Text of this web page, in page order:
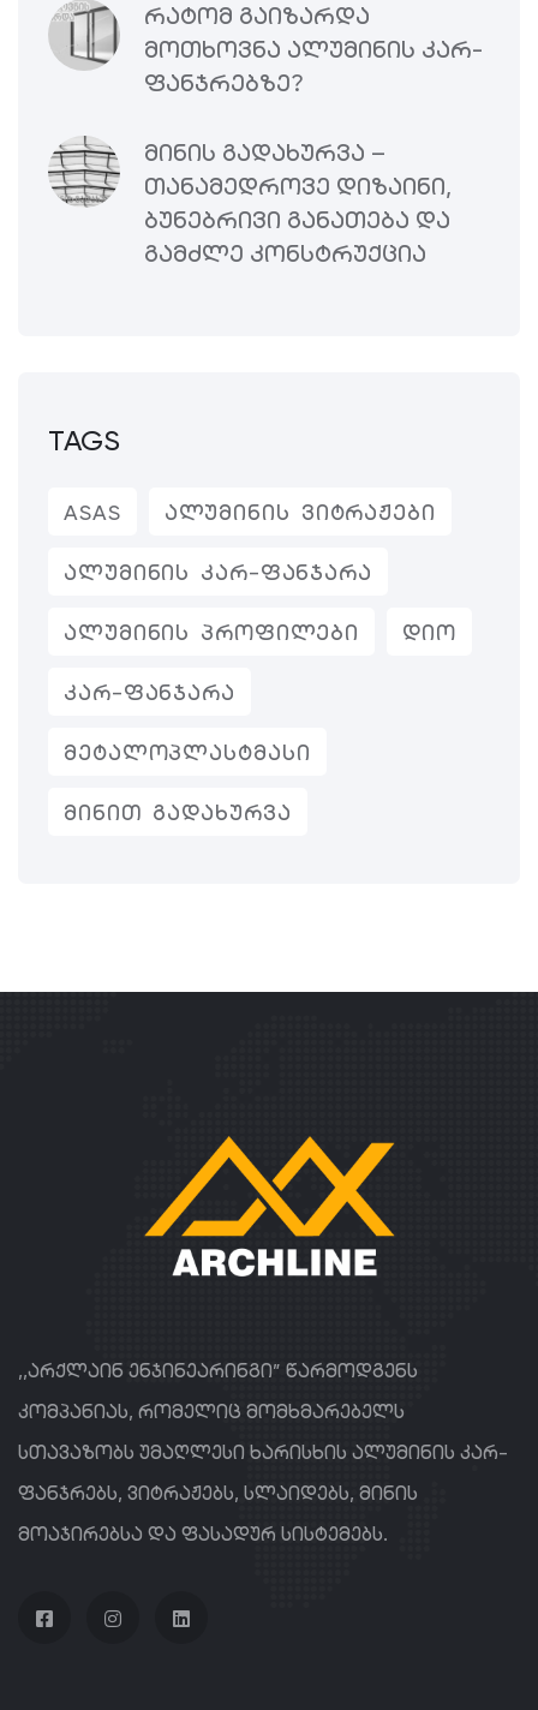
ᲠᲐᲢᲝᲛ ᲒᲐᲘᲖᲐᲠᲓᲐ
ᲛᲝᲗᲮᲝᲕᲜᲐ ᲐᲚᲣᲛᲘᲜᲘᲡ ᲙᲐᲠ-
ᲤᲐᲜᲯᲠᲔᲑᲖᲔ?
ᲛᲘᲜᲘᲡ ᲒᲐᲓᲐᲮᲣᲠᲕᲐ –
ᲗᲐᲜᲐᲛᲔᲓᲠᲝᲕᲔ ᲓᲘᲖᲐᲘᲜᲘ,
ᲑᲣᲜᲔᲑᲠᲘᲕᲘ ᲒᲐᲜᲐᲗᲔᲑᲐ ᲓᲐ
ᲒᲐᲛᲫᲚᲔ ᲙᲝᲜᲡᲢᲠᲣᲥᲪᲘᲐ
TAGS
ASAS ᲐᲚᲣᲛᲘᲜᲘᲡ ᲕᲘᲢᲠᲐᲟᲔᲑᲘ
ᲐᲚᲣᲛᲘᲜᲘᲡ ᲙᲐᲠ-ᲤᲐᲜᲯᲐᲠᲐ
ᲐᲚᲣᲛᲘᲜᲘᲡ ᲞᲠᲝᲤᲘᲚᲔᲑᲘ ᲓᲘᲝ
ᲙᲐᲠ-ᲤᲐᲜᲯᲐᲠᲐ
ᲛᲔᲢᲐᲚᲝᲞᲚᲐᲡᲢᲛᲐᲡᲘ
ᲛᲘᲜᲘᲗ ᲒᲐᲓᲐᲮᲣᲠᲕᲐ
,,არქლაინ ენჯინეარინგი” წარმოდგენს
კომპანიას, რომელიც მომხმარებელს
სთავაზობს უმაღლესი ხარისხის ალუმინის კარ-
ფანჯრებს, ვიტრაჟებს, სლაიდებს, მინის
მოაჯირებსა და ფასადურ სისტემებს.